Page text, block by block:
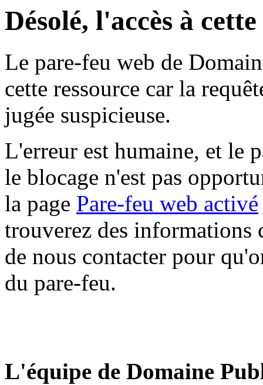
Désolé, l'accès à
Le pare-feu web de
cette ressource car la
jugée suspicieuse.
L'erreur est humaine, et le
le blocage n'est pas
la page Pare-feu web activé
trouverez des informations
de nous contacter pour
du pare-feu.
L'équipe de Domaine